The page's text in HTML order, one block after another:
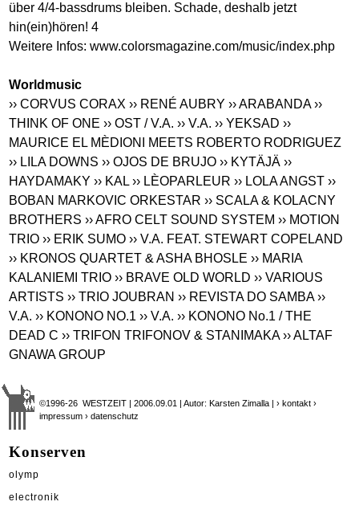
über 4/4-bassdrums bleiben. Schade, deshalb jetzt
hin(ein)hören! 4
Weitere Infos:www.colorsmagazine.com/music/index.php
Worldmusic
›› CORVUS CORAX ›› RENÉ AUBRY ›› ARABANDA ››
THINK OF ONE ›› OST / V.A. ›› V.A. ›› YEKSAD ››
MAURICE EL MÈDIONI MEETS ROBERTO RODRIGUEZ
›› LILA DOWNS ›› OJOS DE BRUJO ›› KYTÄJÄ ››
HAYDAMAKY ›› KAL ›› LÈOPARLEUR ›› LOLA ANGST ››
BOBAN MARKOVIC ORKESTAR ›› SCALA & KOLACNY
BROTHERS ›› AFRO CELT SOUND SYSTEM ›› MOTION
TRIO ›› ERIK SUMO ›› V.A. FEAT. STEWART COPELAND
›› KRONOS QUARTET & ASHA BHOSLE ›› MARIA
KALANIEMI TRIO ›› BRAVE OLD WORLD ›› VARIOUS
ARTISTS ›› TRIO JOUBRAN ›› REVISTA DO SAMBA ››
V.A. ›› KONONO NO.1 ›› V.A. ›› KONONO No.1 / THE
DEAD C ›› TRIFON TRIFONOV & STANIMAKA ›› ALTAF
GNAWA GROUP
©1996-26 WESTZEIT | 2006.09.01 | Autor: Karsten Zimalla |› kontakt ›
impressum › datenschutz
Konserven
olymp
electronik